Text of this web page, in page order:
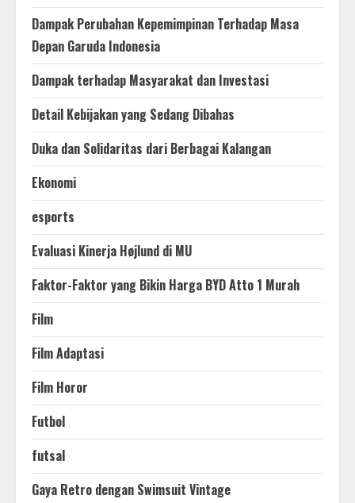
Dampak Perubahan Kepemimpinan Terhadap Masa
Depan Garuda Indonesia
Dampak terhadap Masyarakat dan Investasi
Detail Kebijakan yang Sedang Dibahas
Duka dan Solidaritas dari Berbagai Kalangan
Ekonomi
esports
Evaluasi Kinerja Højlund di MU
Faktor-Faktor yang Bikin Harga BYD Atto 1 Murah
Film
Film Adaptasi
Film Horor
Futbol
futsal
Gaya Retro dengan Swimsuit Vintage